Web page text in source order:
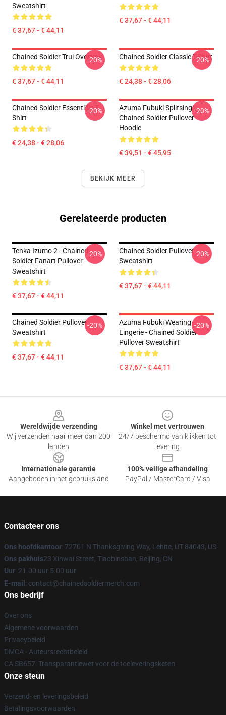
Sweatshirt
€ 37,67 - € 44,11
€ 37,67 - € 44,11
Chained Soldier Trui Overtrek
€ 37,67 - € 44,11
-20% Chained Soldier Classic T-Shirt
€ 24,38 - € 28,06
-20%
Chained Soldier Essentiële T-
Shirt
€ 24,38 - € 28,06
-20%
Azuma Fubuki Splitsing -
Chained Soldier Pullover
Hoodie
€ 39,51 - € 45,95
-20%
BEKIJK MEER
Gerelateerde producten
Tenka Izumo 2 - Chained
Soldier Fanart Pullover
Sweatshirt
€ 37,67 - € 44,11
-20%
Chained Soldier Pullover
Sweatshirt
€ 37,67 - € 44,11
-20%
Chained Soldier Pullover
Sweatshirt
€ 37,67 - € 44,11
-20%
Azuma Fubuki Wearing
Lingerie - Chained Soldier
Pullover Sweatshirt
€ 37,67 - € 44,11
-20%
Wereldwijde verzending
Wij verzenden naar meer dan 200
landen
Winkel met vertrouwen
24/7 beschermd van klikken tot
levering
Internationale garantie
Aangeboden in het gebruiksland
100% veilige afhandeling
PayPal / MasterCard / Visa
Contacteer ons
Ons hoofdkantoor: 72701 N Thanksgiving Way, Lehite, UT 84043, US
Ons pakhuis23 Xinwai Street, Tiaobinshan, Beijing, CN
Uur: 21.00 uur 5.00 uur
E-mail : contact@chainedsoldiermerch.com
Ons bedrijf
Over ons
Algemene voorwaarden
Privacybeleid
DMCA - Auteursrechtbeleid
CA SB657: Transparantiewet voor de toeleveringsketen
Onze steun
Verzend- en leveringsbeleid
Betalingsvoorwaarden